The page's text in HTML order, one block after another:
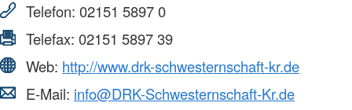
Telefon: 02151 5897 0
Telefax: 02151 5897 39
Web: http://www.drk-schwesternschaft-kr.de
E-Mail: info@DRK-Schwesternschaft-Kr.de